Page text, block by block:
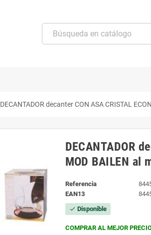
DECANTADOR decanter CON ASA CRISTAL
DECANTADOR
MOD BAILEN al
Referencia
EAN13
check Disponible
COMPRAR AL MEJOR